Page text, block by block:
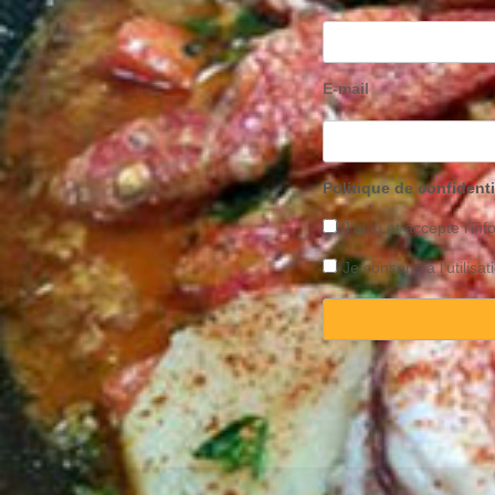
E-mail
Politique de
J’ai lu et accepte
Je consens à